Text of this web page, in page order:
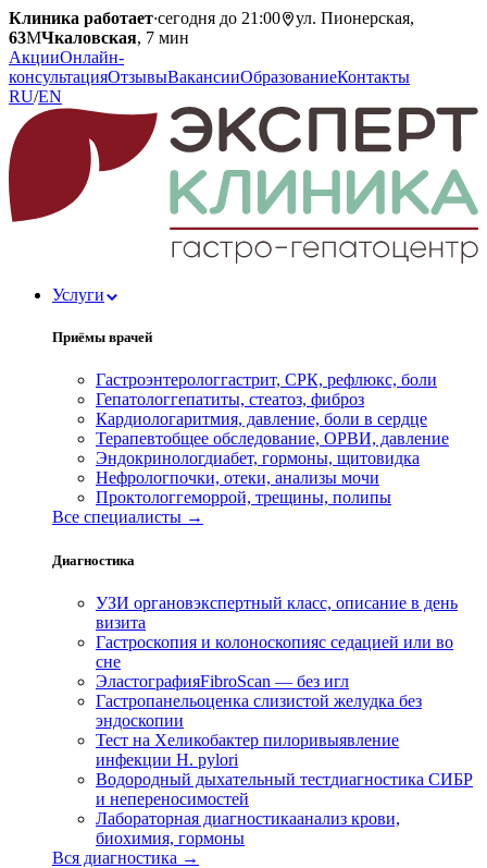
Клиника работает·сегодня до 21:00
ул. Пионерская,
63МЧкаловская, 7 мин
АкцииОнлайн-
консультацияОтзывыВакансииОбразованиеКонтакты
RU/EN
Услуги
Приёмы врачей
Гастроэнтерологгастрит, СРК, рефлюкс, боли
Гепатологгепатиты, стеатоз, фиброз
Кардиологаритмия, давление, боли в сердце
Терапевтобщее обследование, ОРВИ, давление
Эндокринологдиабет, гормоны, щитовидка
Нефрологпочки, отеки, анализы мочи
Проктологгеморрой, трещины, полипы
Все специалисты →
Диагностика
УЗИ органовэкспертный класс, описание в день
визита
Гастроскопия и колоноскопияс седацией или во
сне
ЭластографияFibroScan — без игл
Гастропанельоценка слизистой желудка без
эндоскопии
Тест на Хеликобактер пилоривыявление
инфекции H. pylori
Водородный дыхательный тестдиагностика СИБР
и непереносимостей
Лабораторная диагностикаанализ крови,
биохимия, гормоны
Вся диагностика →